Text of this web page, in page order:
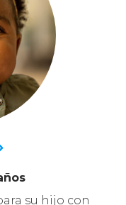
su hijo con